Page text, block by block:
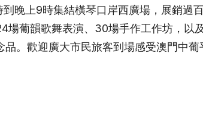
晚上9時集結橫琴口岸西廣場，展銷過
場葡韻歌舞表演、30場手作工作坊，以
品。歡迎廣大市民旅客到場感受澳門中葡